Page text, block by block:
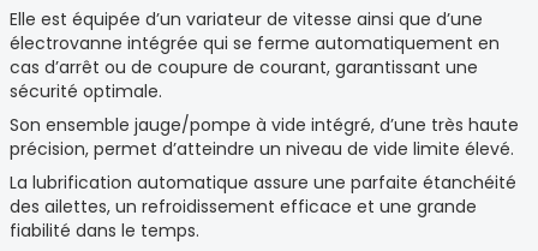
Elle est équipée d’un variateur de vitesse ainsi que d’une
électrovanne intégrée qui se ferme automatiquement en
cas d’arrêt ou de coupure de courant, garantissant une
sécurité optimale.
Son ensemble jauge/pompe à vide intégré, d’une très haute
précision, permet d’atteindre un niveau de vide limite élevé.
La lubrification automatique assure une parfaite étanchéité
des ailettes, un refroidissement efficace et une grande
fiabilité dans le temps.